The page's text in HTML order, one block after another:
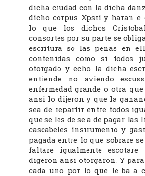
dicha ciudad con la dicha
dicho corpus Xpsti y haran e
lo que los dichos
consortes por su parte se
escritura so las penas en
contenidas como si todos
otorgado y echo la dicha
entiende no aviendo
enfermedad grande o otra que
ansi lo dijeron y que la
sea de repartir entre todos
que se les de se a de pagar las
cascabeles instrumento y
pagada entre lo que sobrare
faltare igualmente
digeron ansi otorgaron. Y
cada uno por lo que le ba a